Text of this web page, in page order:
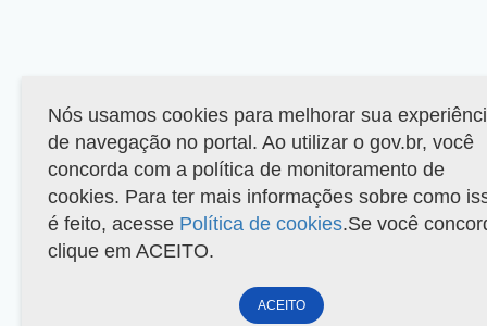
Nós usamos cookies para melhorar sua
de navegação no portal. Ao utilizar o gov.br, você
concorda com a política de monitoramento de
cookies. Para ter mais informações sobre como
é feito, acesse Política de cookies.Se você
clique em ACEITO.
ACEITO